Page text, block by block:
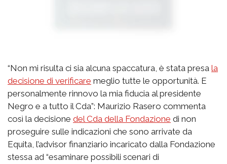
“Non mi risulta ci sia alcuna spaccatura, è stata presa la
decisione di verificare meglio tutte le opportunità. E
personalmente rinnovo la mia fiducia al presidente
Negro e a tutto il Cda”: Maurizio Rasero commenta
così la decisione del Cda della Fondazione di non
proseguire sulle indicazioni che sono arrivate da
Equita, l’advisor finanziario incaricato dalla Fondazione
stessa ad “esaminare possibili scenari di